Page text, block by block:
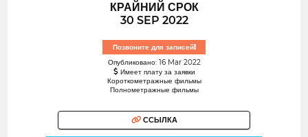
КРАЙНИЙ СРОК
30 SEP 2022
Позвоните для записей!
Опубликовано: 16 Mar 2022
Имеет плату за заявки
Короткометражные фильмы
Полнометражные фильмы
ССЫЛКА